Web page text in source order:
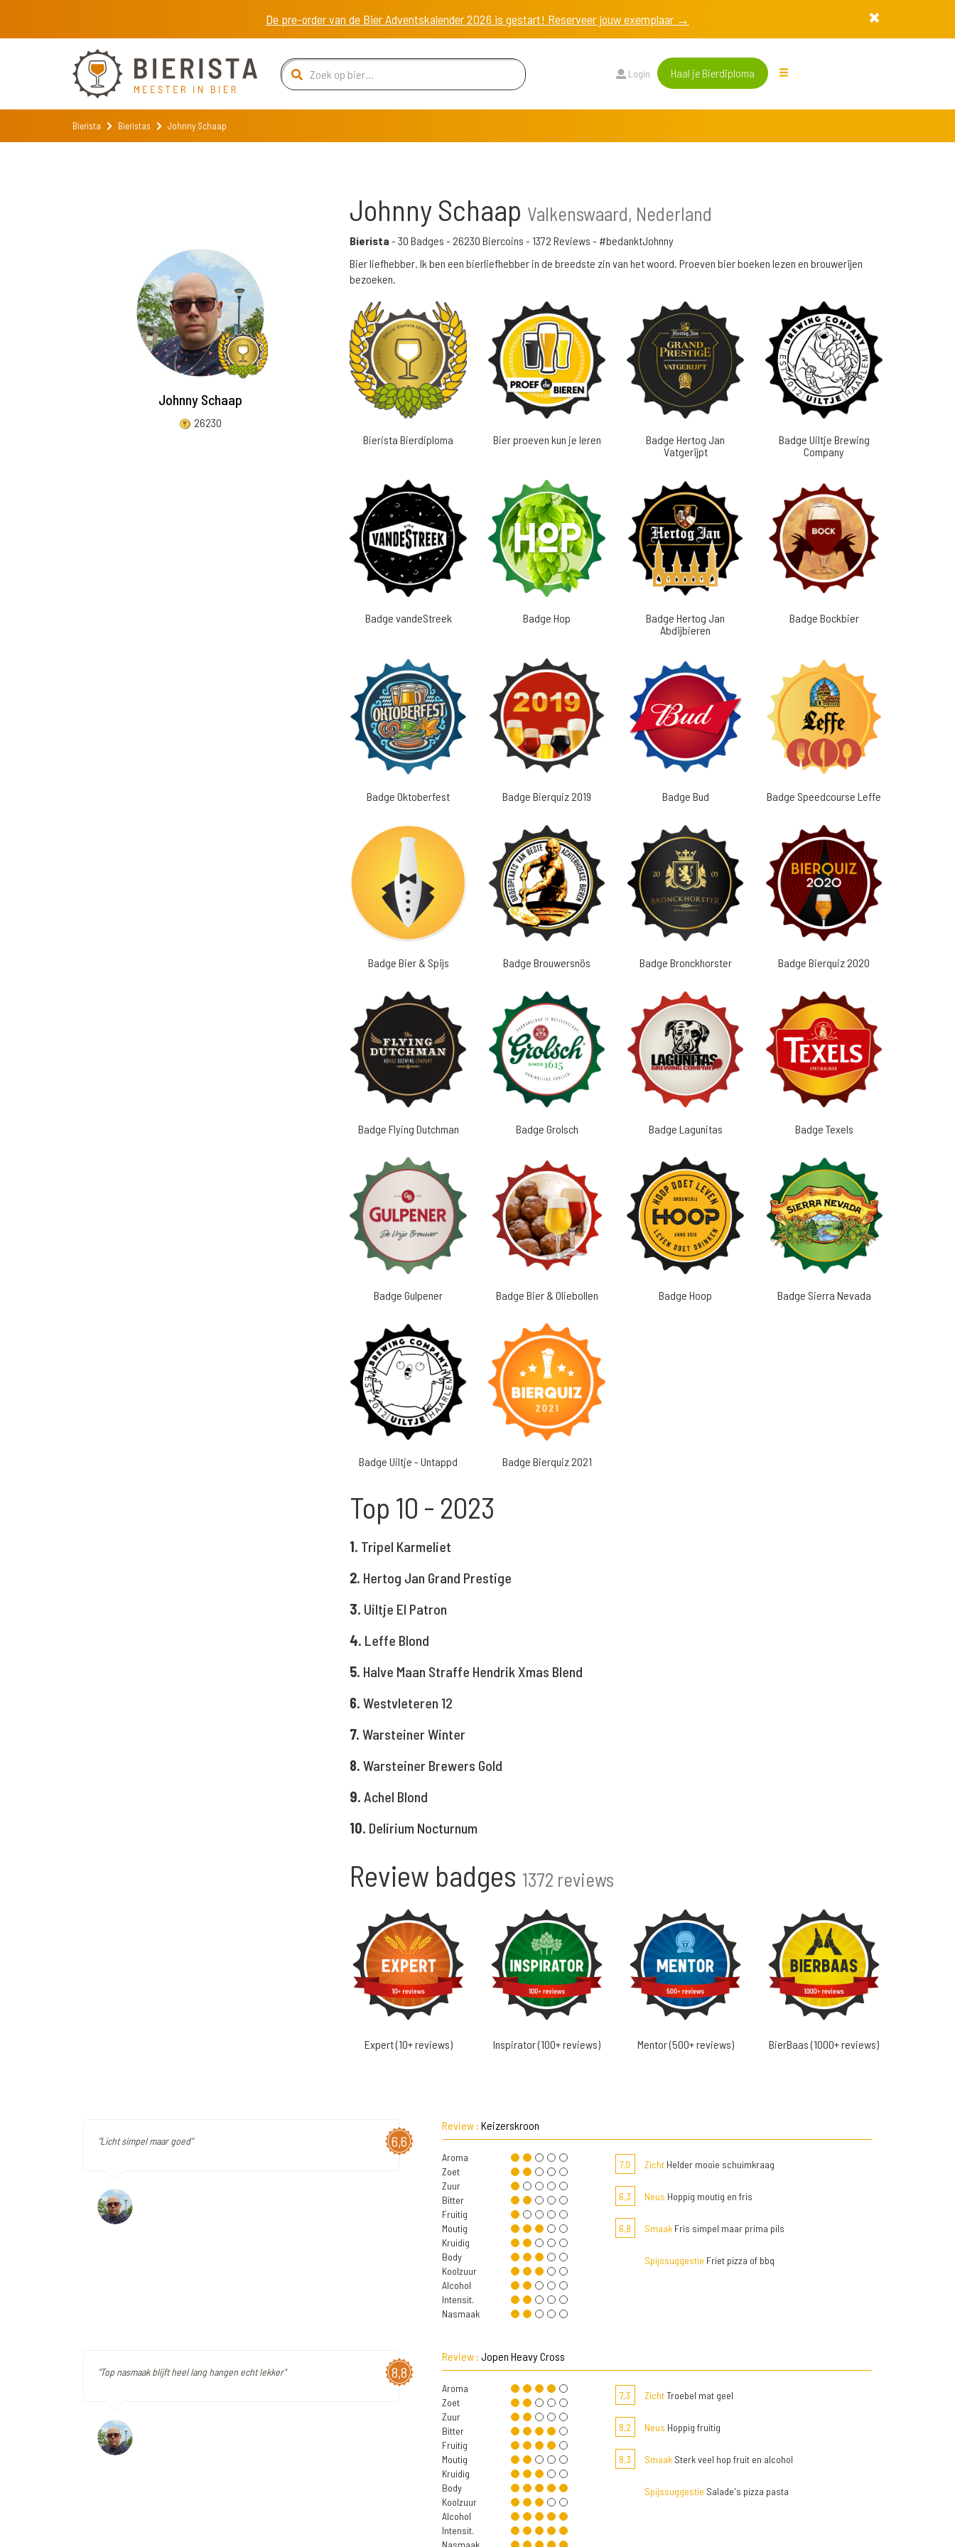
De pre-order van de Bier Adventskalender 2026 is gestart! Reserveer jouw exemplaar →
Login Haal je Bierdiploma
Bierista Bieristas Johnny Schaap
Johnny Schaap
26230
Johnny Schaap Valkenswaard, Nederland
Bierista - 30 Badges - 26230 Biercoins - 1372 Reviews - #bedanktJohnny
Bier liefhebber. Ik ben een bierliefhebber in de breedste zin van het woord. Proeven bier boeken lezen en brouwerijen
bezoeken.
Bierista Bierdiploma Bier proeven kun je leren
Badge Hertog Jan
Vatgerijpt
Badge Uiltje Brewing
Company
Badge vandeStreek Badge Hop
Badge Hertog Jan
Abdijbieren
Badge Bockbier
Badge Oktoberfest Badge Bierquiz 2019 Badge Bud Badge Speedcourse Leffe
Badge Bier & Spijs Badge Brouwersnös Badge Bronckhorster Badge Bierquiz 2020
Badge Flying Dutchman Badge Grolsch Badge Lagunitas Badge Texels
Badge Gulpener Badge Bier & Oliebollen Badge Hoop Badge Sierra Nevada
Badge Uiltje - Untappd Badge Bierquiz 2021
Top 10 - 2023
1. Tripel Karmeliet
2. Hertog Jan Grand Prestige
3. Uiltje El Patron
4. Leffe Blond
5. Halve Maan Straffe Hendrik Xmas Blend
6. Westvleteren 12
7. Warsteiner Winter
8. Warsteiner Brewers Gold
9. Achel Blond
10. Delirium Nocturnum
Review badges 1372 reviews
Expert (10+ reviews) Inspirator (100+ reviews) Mentor (500+ reviews) BierBaas (1000+ reviews)
6,6
"Licht simpel maar goed"
Review : Keizerskroon
Aroma
Zoet
Zuur
Bitter
Fruitig
Moutig
Kruidig
Body
Koolzuur
Alcohol
Intensit.
Nasmaak
7,0 ZichtHelder mooie schuimkraag
6,3 Neus Hoppig moutig en fris
6,8 SmaakFris simpel maar prima pils
Spijssuggestie Friet pizza of bbq
8,8
"Top nasmaak blijft heel lang hangen echt lekker"
Review : Jopen Heavy Cross
Aroma
Zoet
Zuur
Bitter
Fruitig
Moutig
Kruidig
Body
Koolzuur
Alcohol
Intensit.
Nasmaak
7,3 ZichtTroebel mat geel
8,2 Neus Hoppig fruitig
8,3 SmaakSterk veel hop fruit en alcohol
Spijssuggestie Salade's pizza pasta